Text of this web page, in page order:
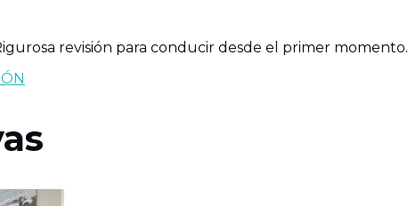
revisión para conducir desde el primer momento.